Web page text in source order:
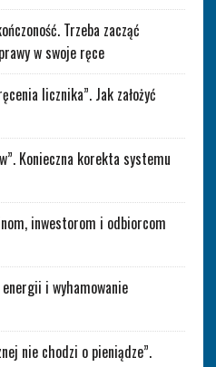
Trzeba zacząć
w swoje ręce
licznika”. Jak założyć
Konieczna korekta systemu
inwestorom i odbiorcom
i wyhamowanie
nie chodzi o pieniądze”.